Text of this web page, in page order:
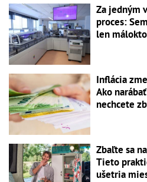
Za jedným
proces:
len málokto
Inflácia
Ako
nechcete
Zbaľte sa
Tieto
ušetria